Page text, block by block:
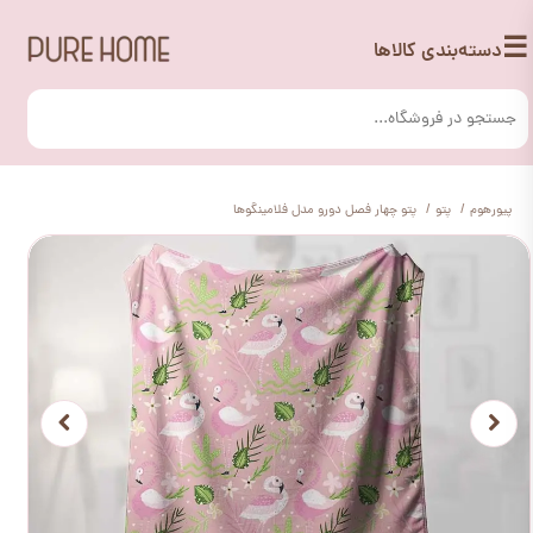
☰دسته‌بندی کالاها
پیورهوم پتو پتو چهار فصل دورو مدل فلامینگوها